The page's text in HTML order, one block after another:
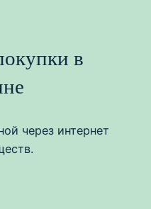
в
через интернет